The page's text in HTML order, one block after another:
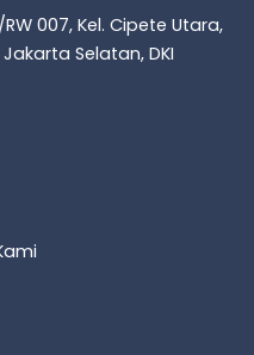
007, Kel. Cipete Utara,
Selatan, DKI